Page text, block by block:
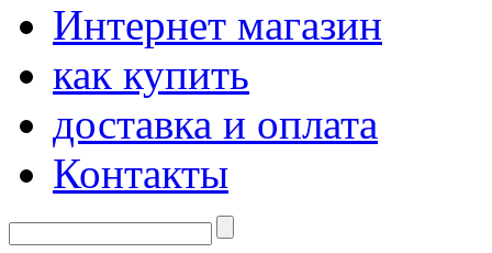
Интернет магазин
как купить
доставка и оплата
Контакты